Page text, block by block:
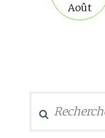
Août